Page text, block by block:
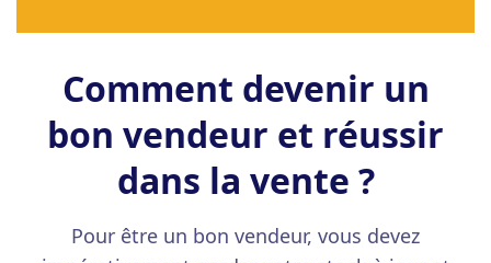
Comment devenir un
bon vendeur et réussir
dans la vente ?
Pour être un bon vendeur, vous devez